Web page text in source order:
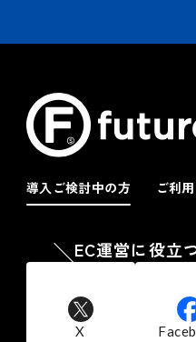
導入ご検討中の方 ご利
EC運営に役立
X